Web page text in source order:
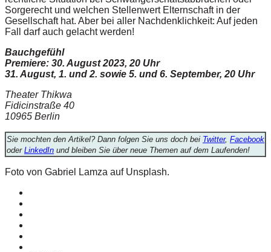
Sorgerecht und welchen Stellenwert Elternschaft in der
Gesellschaft hat. Aber bei aller Nachdenklichkeit: Auf jeden
Fall darf auch gelacht werden!
Bauchgefühl
Premiere: 30. August 2023, 20 Uhr
31. August, 1. und 2. sowie 5. und 6. September, 20 Uhr
Theater Thikwa
Fidicinstraße 40
10965 Berlin
Sie mochten den Artikel? Dann folgen Sie uns doch bei Twitter, Facebook
oder LinkedIn und bleiben Sie über neue Themen auf dem Laufenden!
Foto von Gabriel Lamza auf Unsplash.